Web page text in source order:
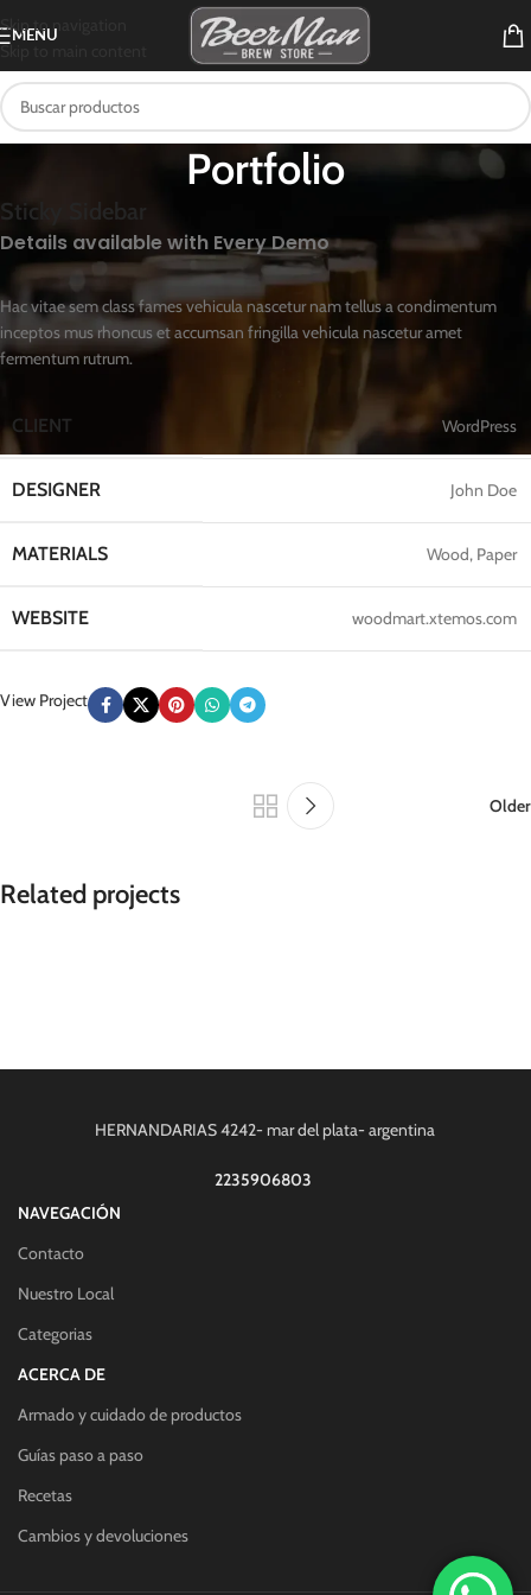
Skip to navigation
Skip to main content
MENU
Portfolio
Sticky Sidebar
Details available with Every Demo
Hac vitae sem class fames vehicula nascetur nam tellus a condimentum
inceptos mus rhoncus et accumsan fringilla vehicula nascetur amet
fermentum rutrum.
CLIENT WordPress
DESIGNER John Doe
MATERIALS Wood, Paper
WEBSITE woodmart.xtemos.com
View Project
Older
Related projects
HERNANDARIAS 4242- mar del plata- argentina
2235906803
NAVEGACIÓN
Contacto
Nuestro Local
Categorias
ACERCA DE
Armado y cuidado de productos
Guías paso a paso
Recetas
Cambios y devoluciones